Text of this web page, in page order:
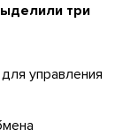
три
управления